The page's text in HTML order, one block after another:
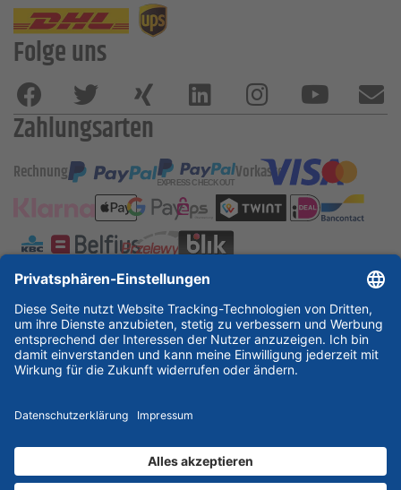
Folge uns
Zahlungsarten
Rechnung Vorkasse
ESSKA International
new
new new